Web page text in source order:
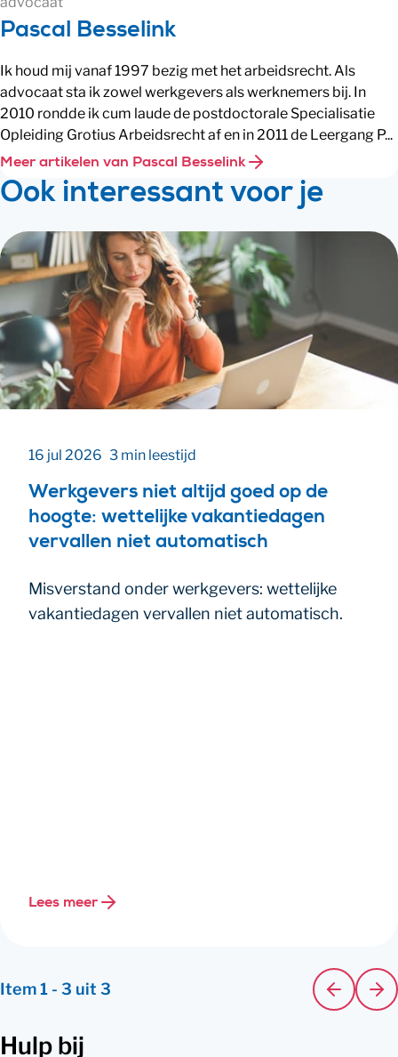
Pascal Besselink
Ik houd mij vanaf 1997 bezig met het arbeidsrecht. Als
advocaat sta ik zowel werkgevers als werknemers bij. In
2010 rondde ik cum laude de postdoctorale Specialisatie
Opleiding Grotius Arbeidsrecht af en in 2011 de Leergang P...
Meer artikelen van Pascal Besselink
Ook interessant voor je
16 jul 2026 3 min leestijd
Werkgevers niet altijd goed op de
hoogte: wettelijke vakantiedagen
vervallen niet automatisch
Misverstand onder werkgevers: wettelijke
vakantiedagen vervallen niet automatisch.
Lees meer
Item1 - 3 uit 3
Hulp bij